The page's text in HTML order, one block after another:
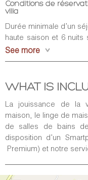
Conditions de
villa
Durée minimale d’un
haute saison et 6
an. (Si séjour inférieur
aux tarifs affichés et
Arrivées / Départs
Check-in : 15h,
Check-out : 12h
Paiement
Un montant de 40%,
See more
WHAT IS
La jouissance de la
maison, le linge de
de salles de bains
disposition d’un
Premium) et notre